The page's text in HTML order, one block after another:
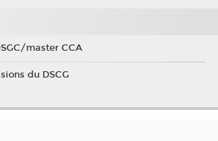
master CCA
du DSCG